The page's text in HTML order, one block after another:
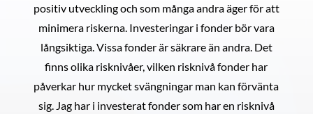
positiv utveckling och som många andra äger för att
minimera riskerna. Investeringar i fonder bör vara
långsiktiga. Vissa fonder är säkrare än andra. Det
finns olika risknivåer, vilken risknivå fonder har
påverkar hur mycket svängningar man kan förvänta
sig. Jag har i investerat fonder som har en risknivå